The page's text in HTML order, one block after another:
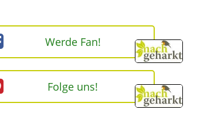
Werde Fan!
Folge uns!